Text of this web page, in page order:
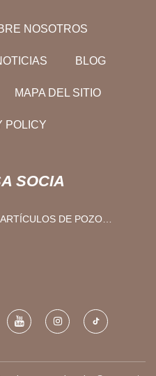
NOSOTROS
BLOG
MAPA DEL SITIO
POLICY
SOCIA
ARTÍCULOS DE POZO